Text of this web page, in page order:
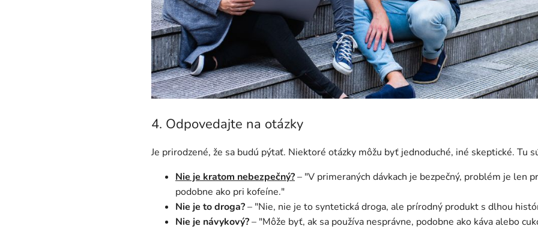
4. Odpovedajte na otázky
Je prirodzené, že sa budú pýtať. Niektoré otázky môžu byť jednoduché, iné skeptické. Tu
Nie je kratom nebezpečný?– "V primeraných dávkach je bezpečný, problém je len
podobne ako pri kofeíne."
Nie je to droga?– "Nie, nie je to syntetická droga, ale prírodný produkt s dlhou
Nie je návykový?– "Môže byť, ak sa používa nesprávne, podobne ako káva alebo